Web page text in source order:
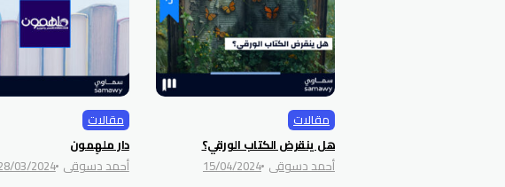
مقالات
هل ينقرض الكتاب الورقي؟
أحمد دسوقي 15/04/2024
مقالات
دار ملهِمون
أحمد دسوقي 03/2024